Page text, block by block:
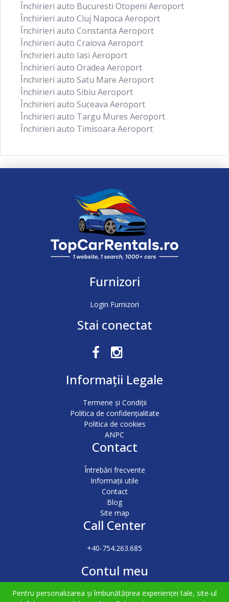
Închirieri auto Bucuresti Otopeni Aeroport
Închirieri auto Cluj Napoca Aeroport
Închirieri auto Constanta Aeroport
Închirieri auto Craiova Aeroport
Închirieri auto Iasi Aeroport
Închirieri auto Oradea Aeroport
Închirieri auto Satu Mare Aeroport
Închirieri auto Sibiu Aeroport
Închirieri auto Suceava Aeroport
Închirieri auto Targu Mures Aeroport
Închirieri auto Timisoara Aeroport
Pentru personalizarea și îmbunătățirea experienței tale, site-ul
Furnizori
Login Furnizori
Stai conectat
Informații Legale
Termene și Condiții
Politica de confidențialitate
Politica de cookies
ANPC
Contact
Întrebări frecvente
Informații utile
Contact
Blog
Site map
Call Center
+40-754.263.685
Contul meu
Autentificare